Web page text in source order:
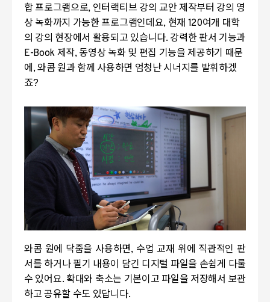
합 프로그램으로, 인터랙티브 강의 교안 제작부터 강의 영
상 녹화까지 가능한 프로그램인데요, 현재 120여개 대학
의 강의 현장에서 활용되고 있습니다. 강력한 판서 기능과
E-Book 제작, 동영상 녹화 및 편집 기능을 제공하기 때문
에, 와콤 원과 함께 사용하면 엄청난 시너지를 발휘하겠
죠?
와콤 원에 닥줌을 사용하면, 수업 교재 위에 직관적인 판
서를 하거나 필기 내용이 담긴 디지털 파일을 손쉽게 다룰
수 있어요. 확대와 축소는 기본이고 파일을 저장해서 보관
하고 공유할 수도 있답니다.